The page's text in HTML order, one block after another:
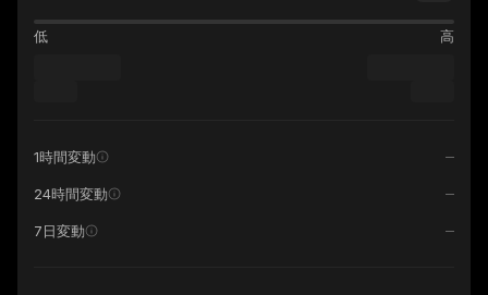
低 高
1時間変動
24時間変動
7日変動